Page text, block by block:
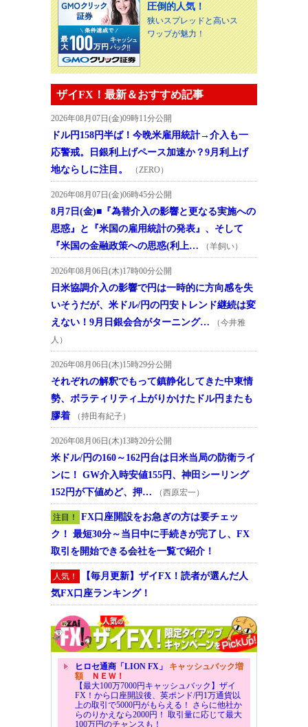
圧倒的人気！
狭いスプレッドと高いス
ワップが魅力！
ザイFX！最新＆おすすめ記事
2026年08月07日(金)09時11分公開
ドル円158円半ば！今晩米雇用統計→介入も一
応警戒。日銀利上げペース加速か？9月利上げ
地ならしに注目。
（ZERO）
2026年08月07日(金)06時45分公開
8月7日(金)■『為替介入の影響と更なる実施への
思惑』と『米国の雇用統計の発表』、そして
『米国の金融政策への思惑(利上…
（羊飼い）
2026年08月06日(木)17時00分公開
日米協調介入の影響で円は一時的に方向感を失
いそうだが、米ドル/円の円安トレンド継続は変
えない！9月日銀会合がターニング…
（今井雅
人）
2026年08月06日(木)15時29分公開
それぞれの解釈でもって鎮静化してきた中東情
勢、ボラティリティ上がりかけたドル円またも
膠着
（持田有紀子）
2026年08月06日(木)13時20分公開
米ドル/円の160～162円台は日米当局の防衛ライ
ンに！ GW介入時安値155円、神田シーリング
152円が下値めど、押…
（西原宏一）
注目！
FX口座開設をお急ぎの方は要チェッ
ク！ 最短30分～当日中に手続きが完了し、FX
取引を開始できる会社を一覧で紹介！
人気！
【毎月更新】ザイFX！読者が選んだ人
気FX口座ランキング！
ヒロセ通商「LION FX」 キャッシュバック増
額ＮＥＷ！
【最大100万7000円キャッシュバック】ザイ
FX！から口座開設後、英ポンド/円1万通貨以
上の取引で5000円がもらえる！ さらに他社か
らのりかえなら2000円！ 取引量に応じて最大
100万円のチャンスも！